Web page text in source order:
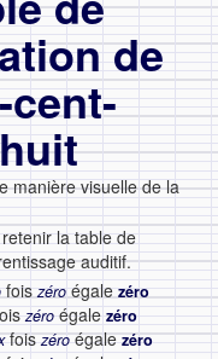
de
manière visuelle de la
la table de
auditif.
foiszéroégalezéro
zéro égale zéro
foiszéroégalezéro